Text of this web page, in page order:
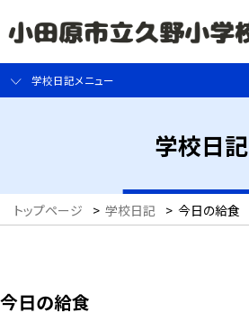
学校日記メニュー
学校日記
トップページ > 学校日記 > 今日の給食
今日の給食